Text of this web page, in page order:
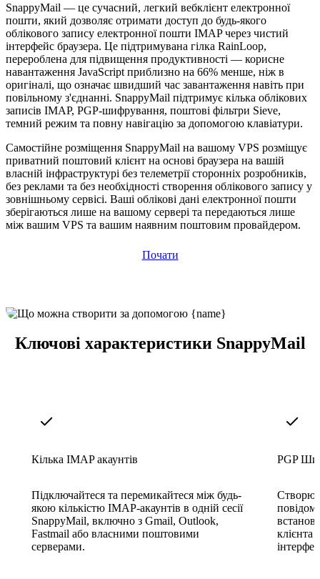
SnappyMail — це сучасний, легкий вебклієнт електронної
пошти, який дозволяє отримати доступ до будь-якого
облікового запису електронної пошти IMAP через чистий
інтерфейс браузера. Це підтримувана гілка RainLoop,
перероблена для підвищення продуктивності — корисне
навантаження JavaScript приблизно на 66% менше, ніж в
оригіналі, що означає швидший час завантаження навіть при
повільному з'єднанні. SnappyMail підтримує кілька облікових
записів IMAP, PGP-шифрування, поштові фільтри Sieve,
темний режим та повну навігацію за допомогою клавіатури.
Самостійне розміщення SnappyMail на вашому VPS розміщує
приватний поштовий клієнт на основі браузера на вашій
власній інфраструктурі без телеметрії сторонніх розробників,
без реклами та без необхідності створення облікового запису у
зовнішньому сервісі. Ваші облікові дані електронної пошти
зберігаються лише на вашому сервері та передаються лише
між вашим VPS та вашим наявним поштовим провайдером.
Почати
Ключові характеристики SnappyMail
Кілька IMAP акаунтів
Підключайтеся та перемикайтеся між будь-
якою кількістю IMAP-акаунтів в одній сесії
SnappyMail, включно з Gmail, Outlook,
Fastmail або власними поштовими
серверами.
PGP
клієнта